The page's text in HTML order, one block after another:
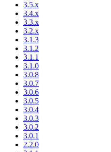
3.5.x
3.4.x
3.3.x
3.2.x
3.1.3
3.1.2
3.1.1
3.1.0
3.0.8
3.0.7
3.0.6
3.0.5
3.0.4
3.0.3
3.0.2
3.0.1
2.2.0